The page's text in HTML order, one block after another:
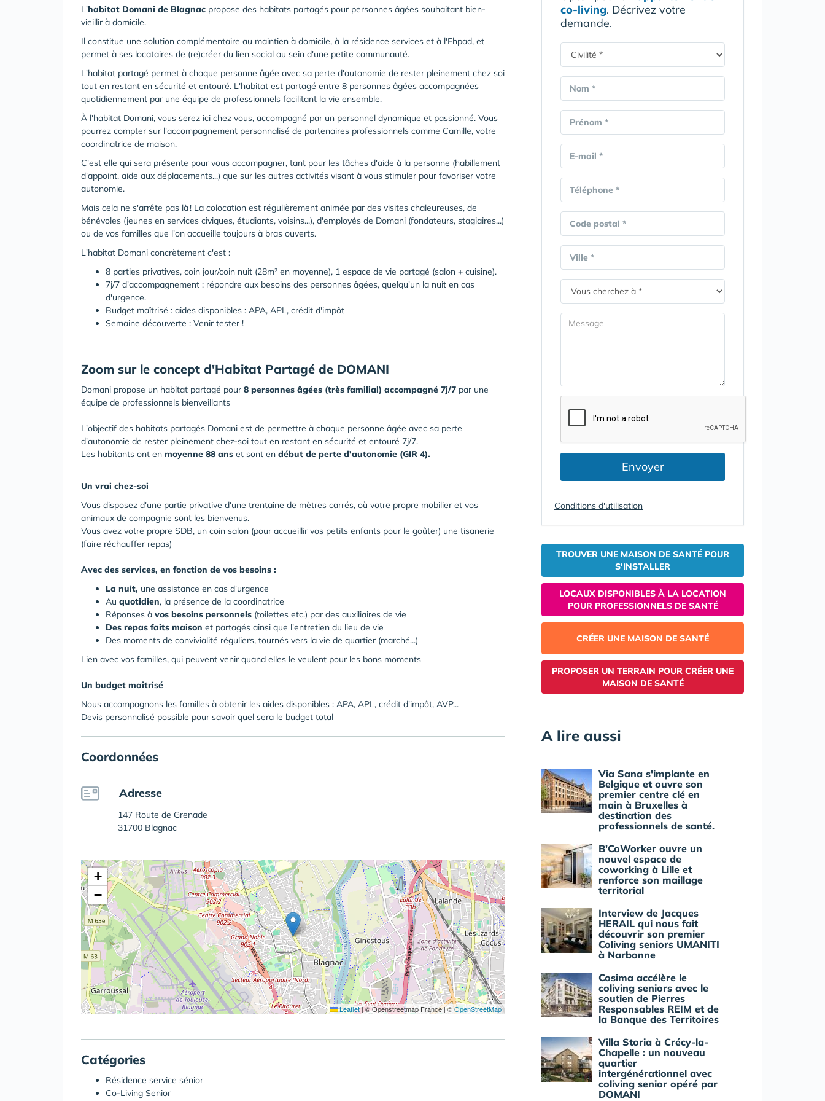
L'habitat Domani de Blagnac propose des habitats partagés pour personnes âgées souhaitant bien-
vieillir à domicile.
Il constitue une solution complémentaire au maintien à domicile, à la résidence services et à l'Ehpad, et
permet à ses locataires de (re)créer du lien social au sein d'une petite communauté.
L'habitat partagé permet à chaque personne âgée avec sa perte d'autonomie de rester pleinement chez soi
tout en restant en sécurité et entouré. L'habitat est partagé entre 8 personnes âgées accompagnées
quotidiennement par une équipe de professionnels facilitant la vie ensemble.
À l'habitat Domani, vous serez ici chez vous, accompagné par un personnel dynamique et passionné. Vous
pourrez compter sur l'accompagnement personnalisé de partenaires professionnels comme Camille, votre
coordinatrice de maison.
C'est elle qui sera présente pour vous accompagner, tant pour les tâches d'aide à la personne (habillement
d'appoint, aide aux déplacements...) que sur les autres activités visant à vous stimuler pour favoriser votre
autonomie.
Mais cela ne s'arrête pas là ! La colocation est régulièrement animée par des visites chaleureuses, de
bénévoles (jeunes en services civiques, étudiants, voisins...), d'employés de Domani (fondateurs, stagiaires...)
ou de vos familles que l'on accueille toujours à bras ouverts.
L'habitat Domani concrètement c'est :
8 parties privatives, coin jour/coin nuit (28m² en moyenne), 1 espace de vie partagé (salon + cuisine).
7j/7 d'accompagnement : répondre aux besoins des personnes âgées, quelqu'un la nuit en cas
d'urgence.
Budget maîtrisé : aides disponibles : APA, APL, crédit d'impôt
Semaine découverte : Venir tester !
Zoom sur le concept d'Habitat Partagé de DOMANI
Domani propose un habitat partagé pour 8 personnes âgées (très familial) accompagné 7j/7 par une
équipe de professionnels bienveillants
L'objectif des habitats partagés Domani est de permettre à chaque personne âgée avec sa perte
d'autonomie de rester pleinement chez-soi tout en restant en sécurité et entouré 7j/7.
Les habitants ont en moyenne 88 ans et sont en début de perte d'autonomie (GIR 4).
Un vrai chez-soi
Vous disposez d'une partie privative d'une trentaine de mètres carrés, où votre propre mobilier et vos
animaux de compagnie sont les bienvenus.
Vous avez votre propre SDB, un coin salon (pour accueillir vos petits enfants pour le goûter) une tisanerie
(faire réchauffer repas)
Avec des services, en fonction de vos besoins :
La nuit, une assistance en cas d'urgence
Au quotidien, la présence de la coordinatrice
Réponses à vos besoins personnels (toilettes etc.) par des auxiliaires de vie
Des repas faits maison et partagés ainsi que l'entretien du lieu de vie
Des moments de convivialité réguliers, tournés vers la vie de quartier (marché...)
Lien avec vos familles, qui peuvent venir quand elles le veulent pour les bons moments
Un budget maîtrisé
Nous accompagnons les familles à obtenir les aides disponibles : APA, APL, crédit d'impôt, AVP...
Devis personnalisé possible pour savoir quel sera le budget total
Coordonnées
Adresse
147 Route de Grenade
31700 Blagnac
+
−
Leaflet|© Openstreetmap France | ©OpenStreetMap
Catégories
Résidence service sénior
Co-Living Senior
co-living. Décrivez votre
demande.
Nom *
Prénom *
E-mail *
Téléphone *
Code postal *
Ville *
Envoyer
Conditions d'utilisation
TROUVER UNE MAISON DE SANTÉ POUR
S'INSTALLER
LOCAUX DISPONIBLES À LA LOCATION
POUR PROFESSIONNELS DE SANTÉ
CRÉER UNE MAISON DE SANTÉ
PROPOSER UN TERRAIN POUR CRÉER UNE
MAISON DE SANTÉ
A lire aussi
Via Sana s'implante en
Belgique et ouvre son
premier centre clé en
main à Bruxelles à
destination des
professionnels de santé.
B'CoWorker ouvre un
nouvel espace de
coworking à Lille et
renforce son maillage
territorial
Interview de Jacques
HERAIL qui nous fait
découvrir son premier
Coliving seniors UMANITI
à Narbonne
Cosima accélère le
coliving seniors avec le
soutien de Pierres
Responsables REIM et de
la Banque des Territoires
Villa Storia à Crécy-la-
Chapelle : un nouveau
quartier
intergénérationnel avec
coliving senior opéré par
DOMANI